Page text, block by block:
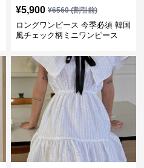
¥5,900 ¥6560(割引前)
ロングワンピース 今季必須 韓国
風チェック柄ミニワンピース